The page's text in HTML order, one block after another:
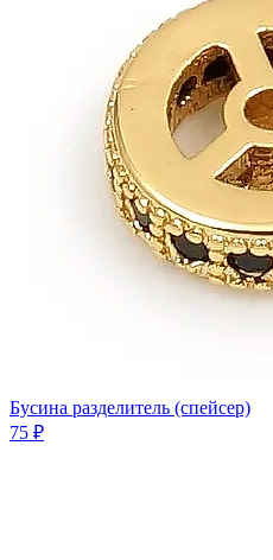
Бусина разделитель (спейсер)
75 ₽